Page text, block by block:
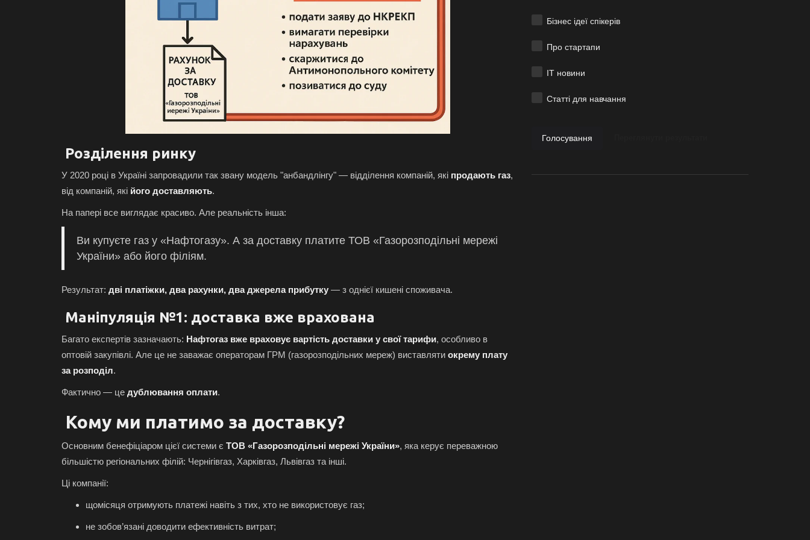
Розділення ринку
У 2020 році в Україні запровадили так звану модель "анбандлінгу" — відділення компаній, які продають газ,
від компаній, які його доставляють.
На папері все виглядає красиво. Але реальність інша:
Ви купуєте газ у «Нафтогазу». А за доставку платите ТОВ «Газорозподільні мережі
України» або його філіям.
Результат: дві платіжки, два рахунки, два джерела прибутку — з однієї кишені споживача.
Маніпуляція №1: доставка вже врахована
Багато експертів зазначають: Нафтогаз вже враховує вартість доставки у свої тарифи, особливо в
оптовій закупівлі. Але це не заважає операторам ГРМ (газорозподільних мереж) виставляти окрему плату
за розподіл.
Фактично — це дублювання оплати.
Кому ми платимо за доставку?
Основним бенефіціаром цієї системи є ТОВ «Газорозподільні мережі України», яка керує переважною
більшістю регіональних філій: Чернігівгаз, Харківгаз, Львівгаз та інші.
Ці компанії:
щомісяця отримують платежі навіть з тих, хто не використовує газ;
не зобов’язані доводити ефективність витрат;
Бізнес ідеї спікерів
Про стартапи
ІТ новини
Статті для навчання
Голосування